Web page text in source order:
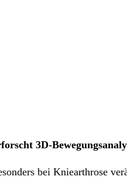
3D-
bei Kniearthrose